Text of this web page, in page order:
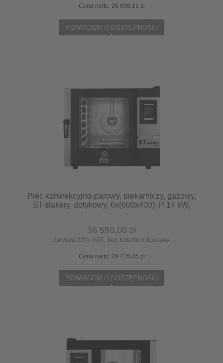
Cena netto: 26 999,19 zł
POWIADOM O DOSTĘPNOŚCI
Piec konwekcyjno-parowy, piekarniczy, gazowy,
ST-Bakery, dotykowy, 6x(600x400), P 14 kW,
36 550,00 zł
zawiera 23% VAT, bez kosztów dostawy
Cena netto: 29 715,45 zł
POWIADOM O DOSTĘPNOŚCI